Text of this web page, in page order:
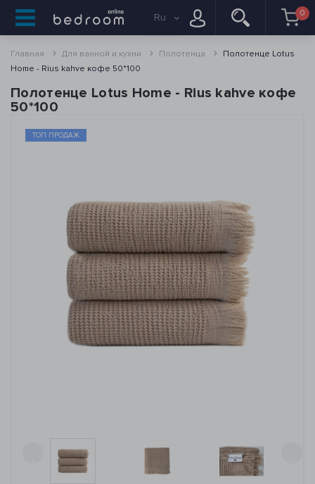
Ru 0
Главная Для ванной и кухни Полотенца
Полотенце Lotus
Home - Rius kahve кофе 50*100
Полотенце Lotus Home - Rius kahve кофе
50*100
ТОП ПРОДАЖ